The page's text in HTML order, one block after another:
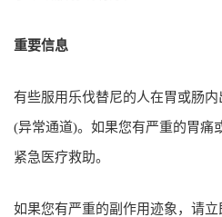
重要信息
有些服用乐伐替尼的人在胃或肠
(异常通道)。如果您有严重的胃痛
紧急医疗救助。
如果您有严重的副作用迹象，请